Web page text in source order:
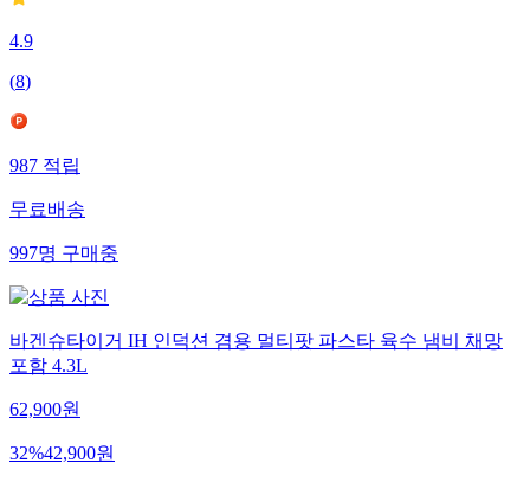
4.9
(8)
987적립
무료배송
997명구매중
바겐슈타이거 IH 인덕션 겸용 멀티팟 파스타 육수 냄비 채망
포함 4.3L
62,900원
32%42,900원